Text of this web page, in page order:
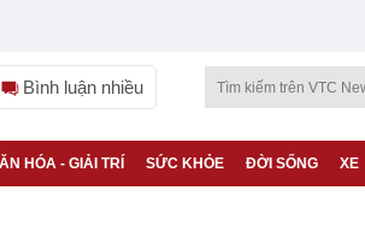
Bình luận nhiều
HÓA - GIẢI TRÍ SỨC KHỎE ĐỜI SỐNG XE